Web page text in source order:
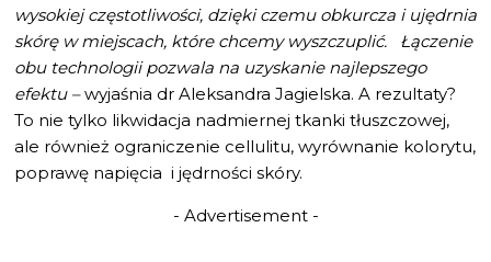
wysokiej częstotliwości, dzięki czemu obkurcza i ujędrnia
skórę w miejscach, które chcemy wyszczuplić. Łączenie
obu technologii pozwala na uzyskanie najlepszego
efektu –wyjaśnia dr Aleksandra Jagielska. A rezultaty?
To nie tylko likwidacja nadmiernej tkanki tłuszczowej,
ale również ograniczenie cellulitu, wyrównanie kolorytu,
poprawę napięcia i jędrności skóry.
- Advertisement -